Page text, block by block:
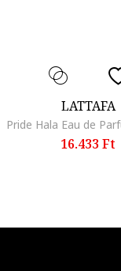
LATTAFA
16.433 Ft